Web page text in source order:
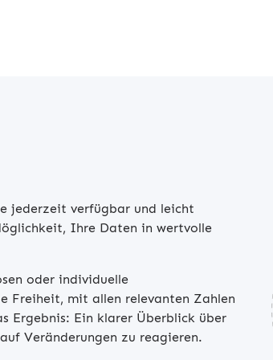
jederzeit verfügbar und leicht
Ihre Daten in wertvolle
oder individuelle
Freiheit, mit allen relevanten Zahlen
Ergebnis: Ein klarer Überblick über
Veränderungen zu reagieren.